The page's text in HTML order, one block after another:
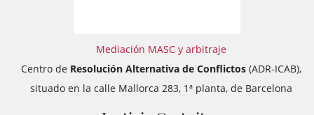
Mediación MASC y arbitraje
Centro de Resolución Alternativa de Conflictos (ADR-ICAB),
situado en la calle Mallorca 283, 1ª planta, de Barcelona